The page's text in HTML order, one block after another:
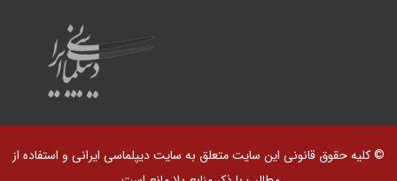
© کلیه حقوق قانونی این سایت متعلق به سایت دیپلماسی ایرانی و استفاده از